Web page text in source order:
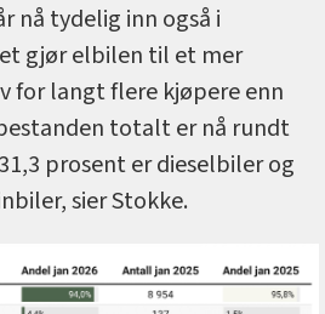
nå tydelig inn også i
gjør elbilen til et mer
for langt flere kjøpere enn
totalt er nå rundt
prosent er dieselbiler og
sier Stokke.